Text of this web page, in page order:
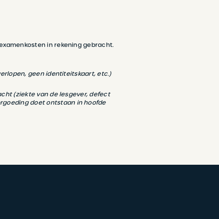
in rekening gebracht.
geen identiteitskaart, etc.)
(ziekte van de lesgever, defect
doet ontstaan in hoofde